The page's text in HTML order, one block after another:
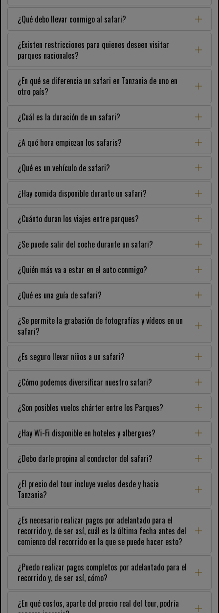
¿Qué debo llevar conmigo al safari?
¿Existen restricciones para quienes deseen visitar
parques nacionales?
¿En qué se diferencia un safari en Tanzania de uno en
otro país?
¿Cuál es la duración de un safari?
¿A qué hora empiezan los safaris?
¿Qué es un vehículo de safari?
¿Hay comida disponible durante un safari?
¿Cuánto duran los viajes entre parques?
¿Se puede salir del coche durante un safari?
¿Quién más va a estar en el auto conmigo?
¿Qué es una guía de safari?
¿Se permite la grabación de fotografías y vídeos en un
safari?
¿Es seguro llevar niños a un safari?
¿Cómo podemos diversificar nuestro safari?
¿Son posibles vuelos chárter entre los Parques?
¿Hay Wi-Fi disponible en hoteles y albergues?
¿Debo darle propina al conductor del safari?
¿El precio del tour incluye vuelos desde y hacia
Tanzania?
¿Es necesario realizar pagos por adelantado para el
recorrido y, de ser así, cuál es la última fecha antes del
comienzo del recorrido en la que se puede hacer esto?
¿Puedo realizar pagos completos por adelantado para el
recorrido y, de ser así, cómo?
¿En qué costos, aparte del precio real del tour, podría